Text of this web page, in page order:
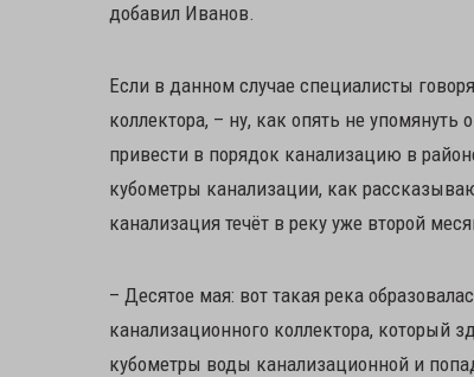
добавил Иванов.
Если в данном случае специалисты
коллектора, – ну, как опять не упомянуть
привести в порядок канализацию в
кубометры канализации, как
канализация течёт в реку уже второй
– Десятое мая: вот такая река
канализационного коллектора, который
кубометры воды канализационной и